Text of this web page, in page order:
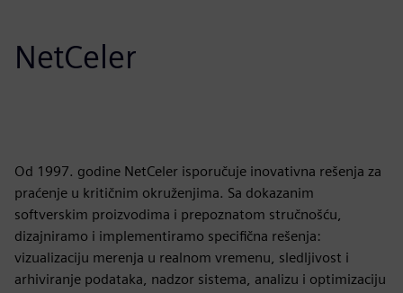
NetCeler
Od 1997. godine NetCeler isporučuje inovativna rešenja za
praćenje u kritičnim okruženjima. Sa dokazanim
softverskim proizvodima i prepoznatom stručnošću,
dizajniramo i implementiramo specifična rešenja:
vizualizaciju merenja u realnom vremenu, sledljivost i
arhiviranje podataka, nadzor sistema, analizu i optimizaciju